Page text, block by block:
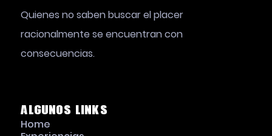
Quienes no saben buscar el placer
racionalmente se encuentran con
consecuencias.
Algunos links
Home